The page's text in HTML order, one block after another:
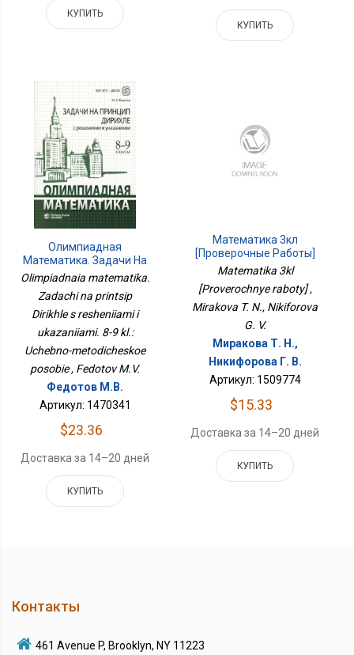
КУПИТЬ
КУПИТЬ
Олимпиадная
Математика. Задачи На
Принцип Дирихле С
Указаниями. 8-9 Кл.:
Учебно-Методическое
Пособие
Olimpiadnaia matematika.
Zadachi na printsip
Dirikhle s resheniiami i
ukazaniiami. 8-9 kl.:
Uchebno-metodicheskoe
posobie , Fedotov M.V.
Федотов М.В.
Артикул: 1470341
$23.36
Доставка за 14–20 дней
КУПИТЬ
Математика 3кл
[Проверочные Работы]
Matematika 3kl
[Proverochnye raboty] ,
Mirakova T. N., Nikiforova
G. V.
Миракова Т. Н.,
Никифорова Г. В.
Артикул: 1509774
$15.33
Доставка за 14–20 дней
КУПИТЬ
Контакты
461 Avenue P, Brooklyn, NY 11223